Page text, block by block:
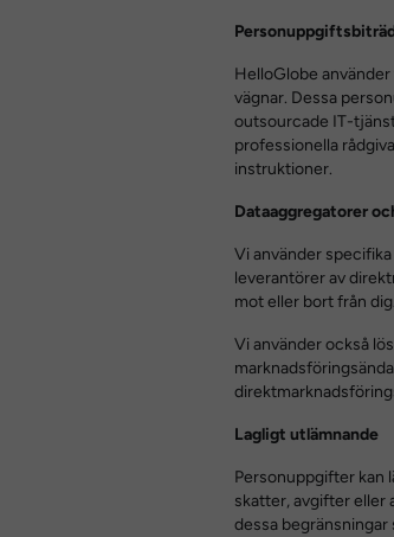
HelloGlobe
vägnar. Dessa
outsourcade IT-
professionella
instruktioner.
Dataaggregatorer
Vi använder
leverantörer av
mot eller bort från dig.
Vi använder också
Lagligt utlämnande
Personuppgifter kan
skatter, avgifter eller
dessa begränsningar